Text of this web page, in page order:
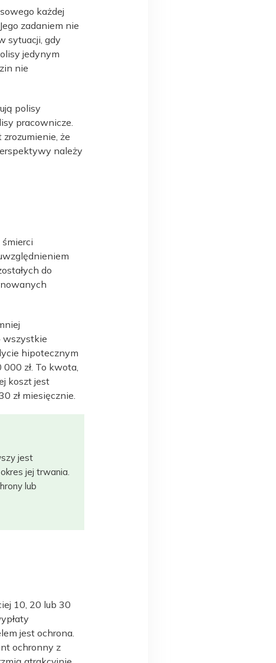
każdej
zadaniem nie
sytuacji, gdy
jedynym
nie
polisy
pracownicze.
że
należy
do
wszystkie
hipotecznym
zł. To kwota,
koszt jest
zł miesięcznie.
jest
jej trwania.
lub
10, 20 lub 30
jest ochrona.
ochronny z